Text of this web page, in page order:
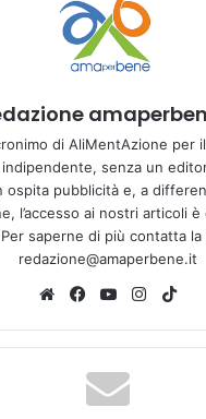
di AliMentAzione per
senza un
ospita pubblicità e, a
l’accesso ai nostri articoli
saperne di più contatta la
redazione@amaperbene.it
We
te
Fa
bo
ok
Yo
Tu
be
Ins
ra
k